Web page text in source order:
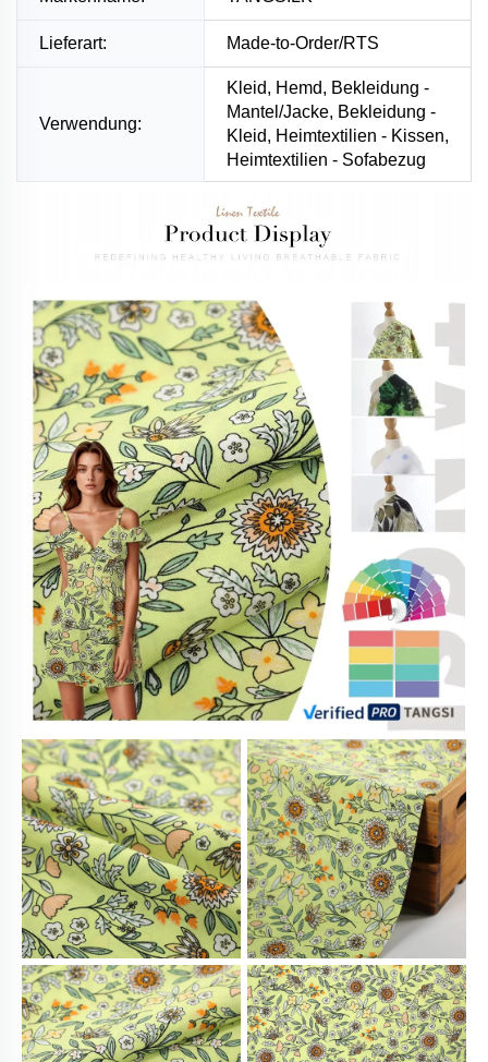
Lieferart: Made-to-Order/RTS
Verwendung:
Kleid, Hemd, Bekleidung -
Mantel/Jacke, Bekleidung -
Kleid, Heimtextilien - Kissen,
Heimtextilien - Sofabezug